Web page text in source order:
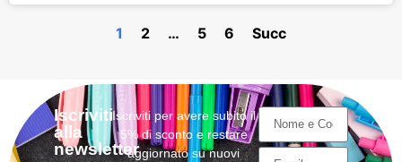
1 2 … 5 6 Succ
Iscriviti
alla
newsletter
Iscriviti per avere subito il
5% di sconto e restare
aggiornato su nuovi